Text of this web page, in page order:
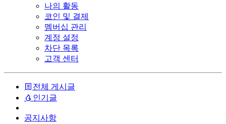
나의 활동
코인 및 결제
멤버십 관리
계정 설정
차단 목록
고객 센터
전체 게시글
인기글
공지사항